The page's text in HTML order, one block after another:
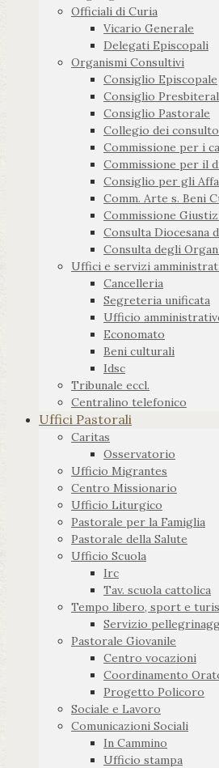
Officiali di Curia
Vicario Generale
Delegati Episcopali
Organismi Consultivi
Consiglio Episcopale
Consiglio
Consiglio Pastorale
Collegio dei
Commissione per i
Commissione per il
Consiglio per gli
Comm. Arte s. Beni
Commissione
Consulta Diocesana
Consulta degli
Uffici e servizi
Cancelleria
Segreteria unificata
Ufficio
Economato
Beni culturali
Idsc
Tribunale eccl.
Centralino telefonico
Uffici Pastorali
Caritas
Osservatorio
Ufficio Migrantes
Centro Missionario
Ufficio Liturgico
Pastorale per la Famiglia
Pastorale della Salute
Ufficio Scuola
Irc
Tav. scuola cattolica
Tempo libero, sport e
Servizio
Pastorale Giovanile
Centro vocazioni
Coordinamento
Progetto Policoro
Sociale e Lavoro
Comunicazioni Sociali
In Cammino
Ufficio stampa